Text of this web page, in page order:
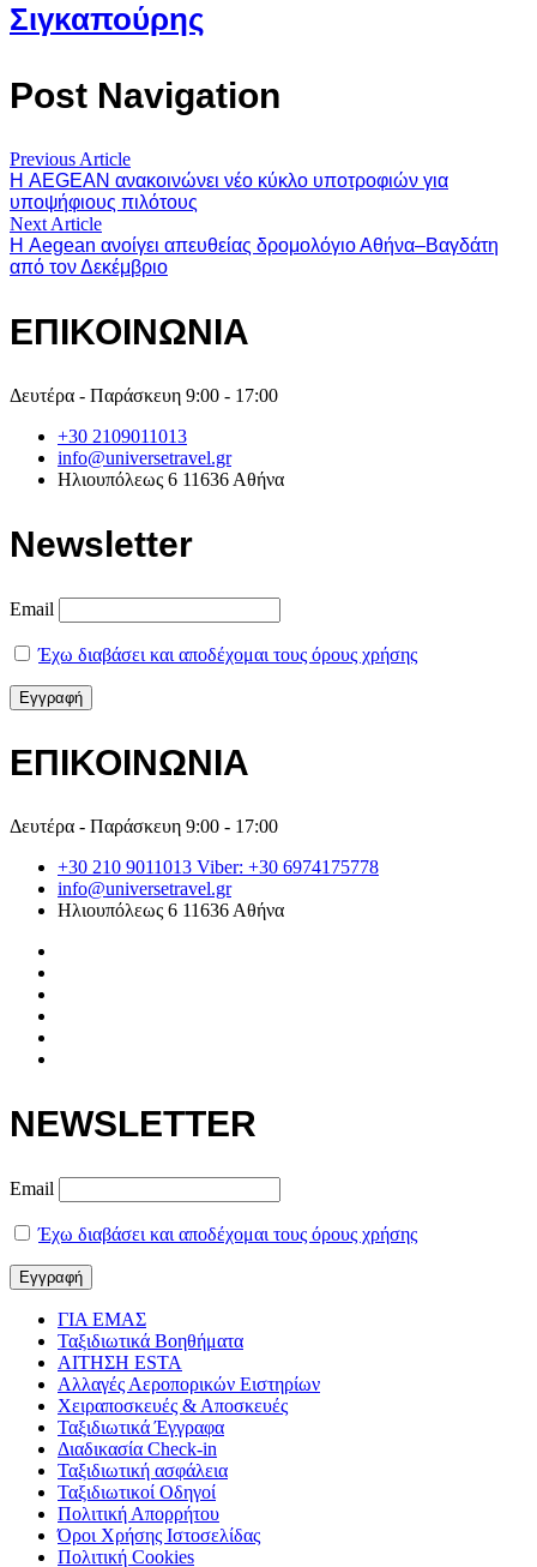
Σιγκαπούρης
Post Navigation
Previous Article
Η AEGEAN ανακοινώνει νέο κύκλο υποτροφιών για
υποψήφιους πιλότους
Next Article
Η Aegean ανοίγει απευθείας δρομολόγιο Αθήνα–Βαγδάτη
από τον Δεκέμβριο
ΕΠΙΚΟΙΝΩΝΙΑ
Δευτέρα - Παράσκευη 9:00 - 17:00
+30 2109011013
info@universetravel.gr
Ηλιουπόλεως 6 11636 Αθήνα
Newsletter
Email
Έχω διαβάσει και αποδέχομαι τους όρους χρήσης
ΕΠΙΚΟΙΝΩΝΙΑ
Δευτέρα - Παράσκευη 9:00 - 17:00
+30 210 9011013 Viber: +30 6974175778
info@universetravel.gr
Ηλιουπόλεως 6 11636 Αθήνα
NEWSLETTER
Email
Έχω διαβάσει και αποδέχομαι τους όρους χρήσης
ΓΙΑ ΕΜΑΣ
Ταξιδιωτικά Βοηθήματα
ΑΙΤΗΣΗ ESTA
Αλλαγές Αεροπορικών Ειστηρίων
Χειραποσκευές & Αποσκευές
Ταξιδιωτικά Έγγραφα
Διαδικασία Check-in
Ταξιδιωτική ασφάλεια
Ταξιδιωτικοί Οδηγοί
Πολιτική Απορρήτου
Όροι Χρήσης Ιστοσελίδας
Πολιτική Cookies